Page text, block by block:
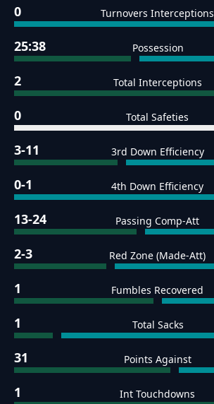
0 Turnovers Interceptions
25:38 Possession
2 Total Interceptions
0 Total Safeties
3-11 3rd Down Efficiency
0-1 4th Down Efficiency
13-24 Passing Comp-Att
2-3 Red Zone (Made-Att)
1 Fumbles Recovered
1 Total Sacks
31 Points Against
1 Int Touchdowns